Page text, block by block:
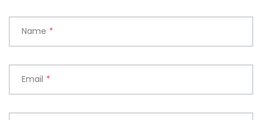
Name *
Email *